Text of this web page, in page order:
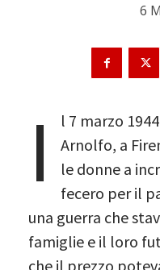
6
I
l 7 marzo
Arnolfo, a
le donne a
fecero per il
una guerra che
famiglie e il loro
che il prezzo